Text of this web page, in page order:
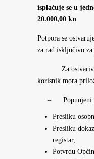
isplaćuje se u
20.000,00 kn
Potpora se
za rad isključivo
Za
korisnik mora
– Popunjeni
Presliku
Presliku
registar,
Potvrdu